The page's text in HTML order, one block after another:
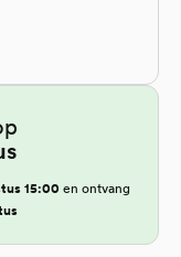
15:00 en ontvang